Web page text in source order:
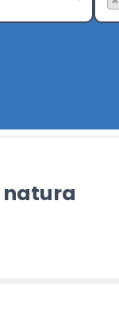
natura